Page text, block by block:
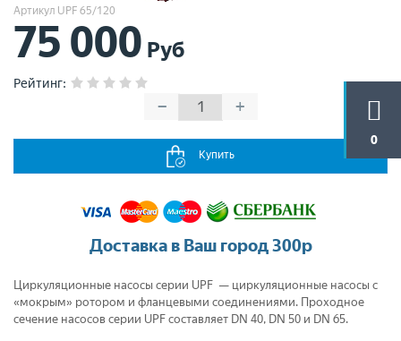
0
Артикул UPF 65/120
75 000 Руб
Рейтинг:
− +
Купить
Доставка в Ваш город 300р
Циркуляционные насосы серии UPF — циркуляционные насосы с
«мокрым» ротором и фланцевыми соединениями. Проходное
сечение насосов серии UPF составляет DN 40, DN 50 и DN 65.